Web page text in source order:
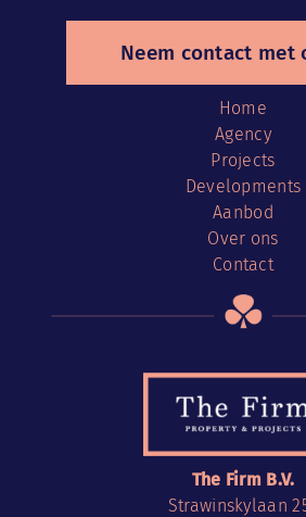
Neem contact met
Home
Agency
Projects
Developments
Aanbod
Over ons
Contact
The Firm B.V.
Strawinskylaan